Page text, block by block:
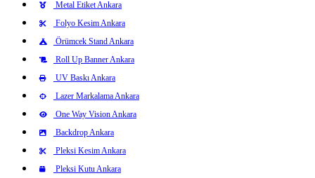
Metal Etiket Ankara
Folyo Kesim Ankara
Örümcek Stand Ankara
Roll Up Banner Ankara
UV Baskı Ankara
Lazer Markalama Ankara
One Way Vision Ankara
Backdrop Ankara
Pleksi Kesim Ankara
Pleksi Kutu Ankara